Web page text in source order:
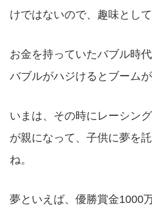
けではないので、趣味とし
お金を持っていたバブル時
バブルがハジけるとブームが
いまは、その時にレーシン
が親になって、子供に夢を
ね。
夢といえば、優勝賞金1000